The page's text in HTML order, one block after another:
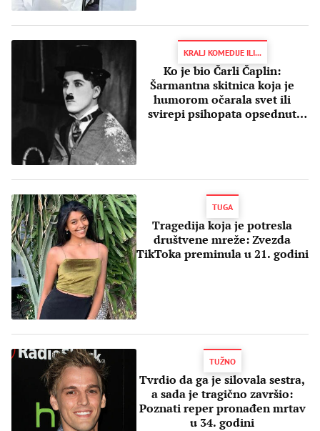
KRALJ KOMEDIJE ILI...
Ko je bio Čarli Čaplin:
Šarmantna skitnica koja je
humorom očarala svet ili
svirepi psihopata opsednut
TUGA
Tragedija koja je potresla
društvene mreže: Zvezda
TikToka preminula u 21. godini
TUŽNO
Tvrdio da ga je silovala sestra,
a sada je tragično završio:
Poznati reper pronađen mrtav
u 34. godini